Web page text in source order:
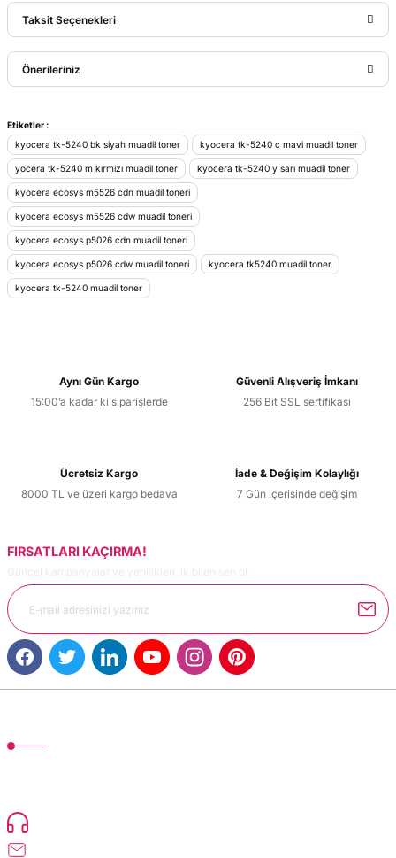
Bu ürüne ilk yorumu siz yapın!
Taksit Seçenekleri
Önerileriniz
Bu ürünün fiyat bilgisi, resim, ürün açıklamalarında ve diğer
konularda yetersiz gördüğünüz noktaları öneri formunu
kullanarak tarafımıza iletebilirsiniz.
Görüş ve önerileriniz için teşekkür ederiz.
Ürün resmi kalitesiz, bozuk veya görüntülenemiyor.
Ürün açıklamasında eksik bilgiler bulunuyor.
Ürün bilgilerinde hatalar bulunuyor.
Ürün fiyatı diğer sitelerden daha pahalı.
Etiketler :
kyocera tk-5240 bk siyah muadil toner
kyocera tk-5240 c mavi muadil toner
yocera tk-5240 m kırmızı muadil toner kyocera tk-5240 y sarı muadil toner
kyocera ecosys m5526 cdn muadil toneri
kyocera ecosys m5526 cdw muadil toneri
kyocera ecosys p5026 cdn muadil toneri
kyocera ecosys p5026 cdw muadil toneri kyocera tk5240 muadil toner
kyocera tk-5240 muadil toner
Aynı Gün Kargo
15:00’a kadar ki siparişlerde
Güvenli Alışveriş İmkanı
256 Bit SSL sertifikası
Ücretsiz Kargo
8000 TL ve üzeri kargo bedava
İade & Değişim Kolaylığı
7 Gün içerisinde değişim
FIRSATLARI KAÇIRMA!